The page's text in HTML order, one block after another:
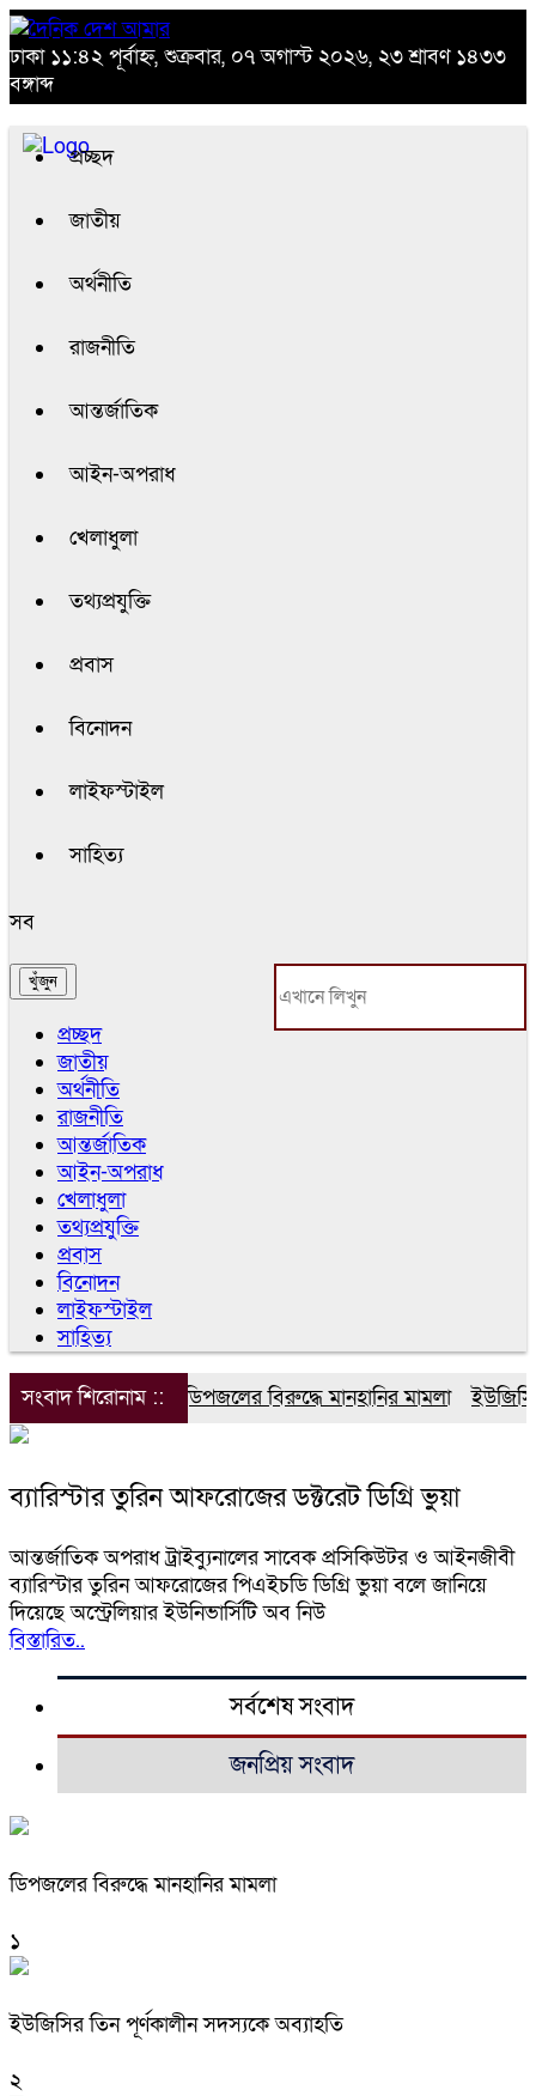
ঢাকা ১১:৪২ পূর্বাহ্ন, শুক্রবার, ০৭ অগাস্ট ২০২৬, ২৩ শ্রাবণ ১৪৩৩
বঙ্গাব্দ
প্রচ্ছদ
জাতীয়
অর্থনীতি
রাজনীতি
আন্তর্জাতিক
আইন-অপরাধ
খেলাধুলা
তথ্যপ্রযুক্তি
প্রবাস
বিনোদন
লাইফস্টাইল
সাহিত্য
সব
প্রচ্ছদ
জাতীয়
অর্থনীতি
রাজনীতি
আন্তর্জাতিক
আইন-অপরাধ
খেলাধুলা
তথ্যপ্রযুক্তি
প্রবাস
বিনোদন
লাইফস্টাইল
সাহিত্য
সংবাদ শিরোনাম :: ডিপজলের বিরুদ্ধে মানহানির মামলা
ব্যারিস্টার তুরিন আফরোজের ডক্টরেট ডিগ্রি ভুয়া
আন্তর্জাতিক অপরাধ ট্রাইব্যুনালের সাবেক প্রসিকিউটর ও আইনজীবী
ব্যারিস্টার তুরিন আফরোজের পিএইচডি ডিগ্রি ভুয়া বলে জানিয়ে
দিয়েছে অস্ট্রেলিয়ার ইউনিভার্সিটি অব নিউ
বিস্তারিত..
সর্বশেষ সংবাদ
জনপ্রিয় সংবাদ
ডিপজলের বিরুদ্ধে মানহানির মামলা
১
ইউজিসির তিন পূর্ণকালীন সদস্যকে অব্যাহতি
২